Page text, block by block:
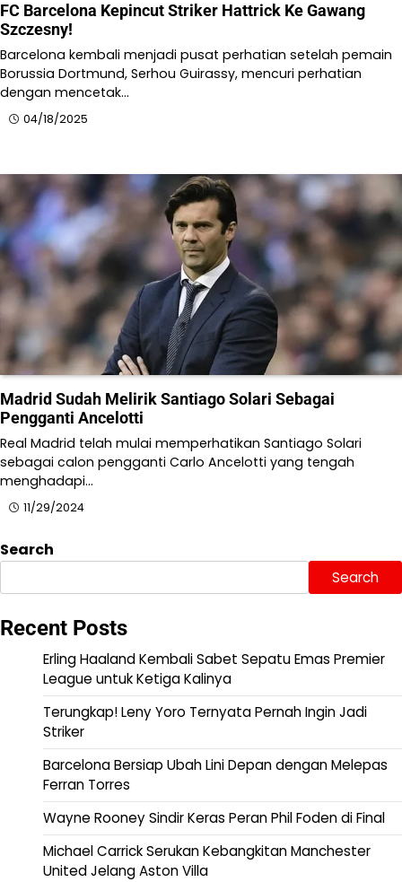
FC Barcelona Kepincut Striker Hattrick Ke Gawang
Szczesny!
Barcelona kembali menjadi pusat perhatian setelah pemain
Borussia Dortmund, Serhou Guirassy, mencuri perhatian
dengan mencetak…
04/18/2025
Madrid Sudah Melirik Santiago Solari Sebagai
Pengganti Ancelotti
Real Madrid telah mulai memperhatikan Santiago Solari
sebagai calon pengganti Carlo Ancelotti yang tengah
menghadapi…
11/29/2024
Search
Search
Recent Posts
Erling Haaland Kembali Sabet Sepatu Emas Premier
League untuk Ketiga Kalinya
Terungkap! Leny Yoro Ternyata Pernah Ingin Jadi
Striker
Barcelona Bersiap Ubah Lini Depan dengan Melepas
Ferran Torres
Wayne Rooney Sindir Keras Peran Phil Foden di Final
Michael Carrick Serukan Kebangkitan Manchester
United Jelang Aston Villa